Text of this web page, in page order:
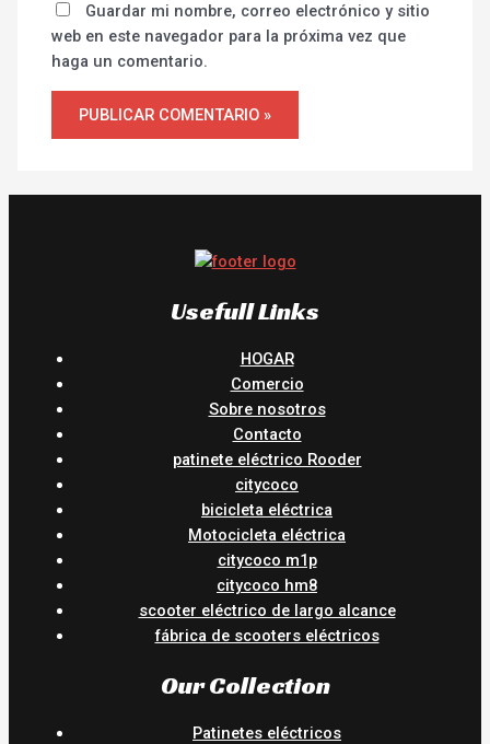
Guardar mi nombre, correo electrónico y sitio
web en este navegador para la próxima vez que
haga un comentario.
Usefull Links
HOGAR
Comercio
Sobre nosotros
Contacto
patinete eléctrico Rooder
citycoco
bicicleta eléctrica
Motocicleta eléctrica
citycoco m1p
citycoco hm8
scooter eléctrico de largo alcance
fábrica de scooters eléctricos
Our Collection
Patinetes eléctricos